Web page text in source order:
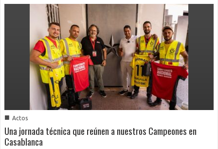
■ Actos
Una jornada técnica que reúnen a nuestros Campeones en
Casablanca